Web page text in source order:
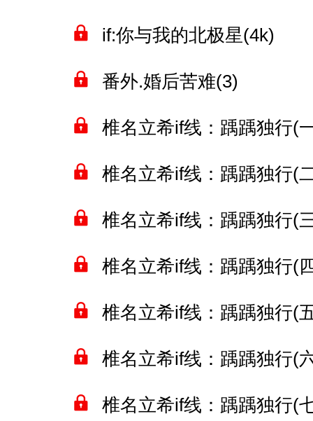
if:你与我的北极星(4k)
番外.婚后苦难(3)
椎名立希if线：踽踽独行(
椎名立希if线：踽踽独行(
椎名立希if线：踽踽独行(
椎名立希if线：踽踽独行(
椎名立希if线：踽踽独行(
椎名立希if线：踽踽独行(
椎名立希if线：踽踽独行(